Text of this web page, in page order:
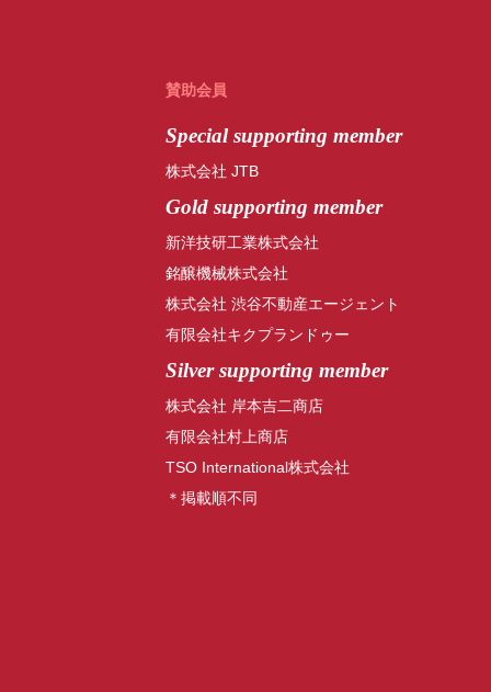
賛助会員
Specialsupporting member
株式会社 JTB
Gold supporting member
新洋技研工業株式会社
銘醸機械株式会社
株式会社 渋谷不動産エージェント
有限会社キクプランドゥー
Silver supporting member
株式会社 岸本吉二商店
有限会社村上商店
TSO International株式会社
＊掲載順不同